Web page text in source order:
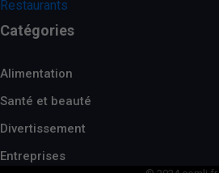
Catégories
Alimentation
Santé et beauté
Divertissement
Entreprises